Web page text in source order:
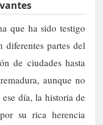
que ha sido testigo
diferentes partes del
de ciudades hasta
aunque no
día, la historia de
su rica herencia